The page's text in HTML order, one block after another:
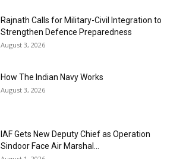
Rajnath Calls for Military-Civil Integration to
Strengthen Defence Preparedness
August 3, 2026
How The Indian Navy Works
August 3, 2026
IAF Gets New Deputy Chief as Operation
Sindoor Face Air Marshal...